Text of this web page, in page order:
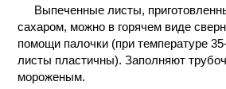
Выпеченные листы,
сахаром, можно в горячем виде
помощи палочки (при температуре
листы пластичны). Заполняют
мороженым.